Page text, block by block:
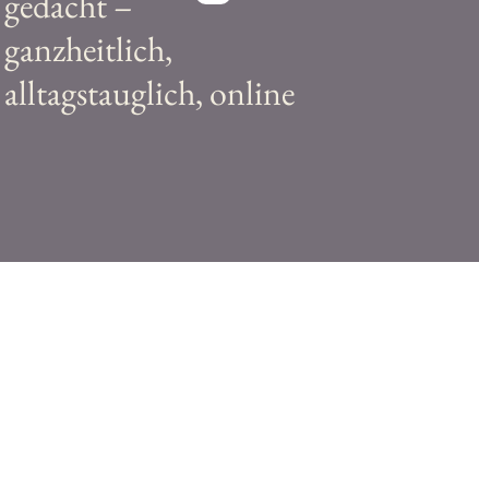
ganzheitlich,
alltagstauglich, online